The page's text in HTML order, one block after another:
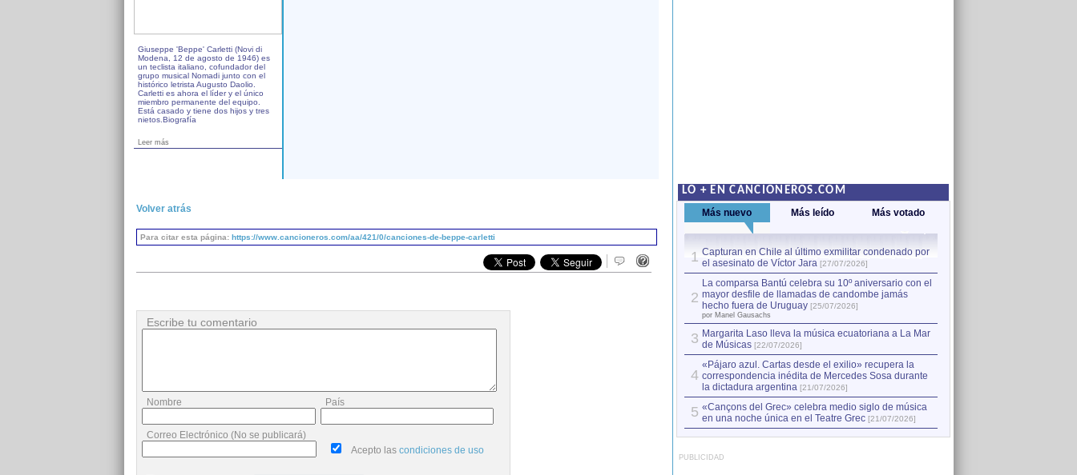
Giuseppe 'Beppe' Carletti (Novi di
Modena, 12 de agosto de 1946) es
un teclista italiano, cofundador del
grupo musical Nomadi junto con el
histórico letrista Augusto Daolio.
Carletti es ahora el líder y el único
miembro permanente del equipo.
Está casado y tiene dos hijos y tres
nietos.Biografía
Leer más
Volver atrás
Para citar esta página: https://www.cancioneros.com/aa/421/0/canciones-de-beppe-carletti
Escribe tu comentario
Nombre País
Correo Electrónico (No se publicará)
Acepto las condiciones de uso
LO + EN CANCIONEROS.COM
Más nuevo Más leído Más votado
1 Capturan en Chile al último exmilitar condenado por
el asesinato de Víctor Jara [27/07/2026]
2
La comparsa Bantú celebra su 10º aniversario con el
mayor desfile de llamadas de candombe jamás
hecho fuera de Uruguay [25/07/2026]
por Manel Gausachs
3 Margarita Laso lleva la música ecuatoriana a La Mar
de Músicas [22/07/2026]
4
«Pájaro azul. Cartas desde el exilio» recupera la
correspondencia inédita de Mercedes Sosa durante
la dictadura argentina [21/07/2026]
5 «Cançons del Grec» celebra medio siglo de música
en una noche única en el Teatre Grec [21/07/2026]
PUBLICIDAD